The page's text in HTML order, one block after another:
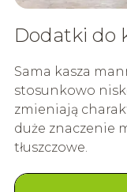
Dodatki do
Sama kasza
stosunkowo
zmieniają
duże znaczenie
tłuszczowe.